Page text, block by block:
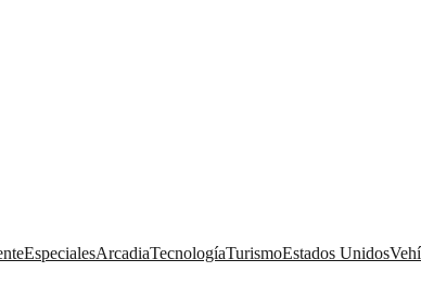
EspecialesArcadiaTecnologíaTurismoEstados Unidos